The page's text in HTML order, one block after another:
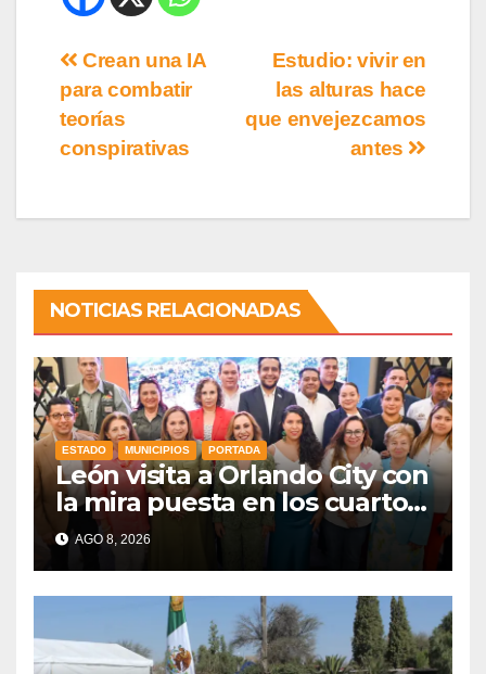
Estudio: vivir en
las alturas hace
que envejezcamos
antes
Crean una IA
para combatir
teorías
conspirativas
NOTICIAS RELACIONADAS
ESTADO MUNICIPIOS PORTADA
León visita a Orlando City con
la mira puesta en los cuartos
de final
AGO 8, 2026